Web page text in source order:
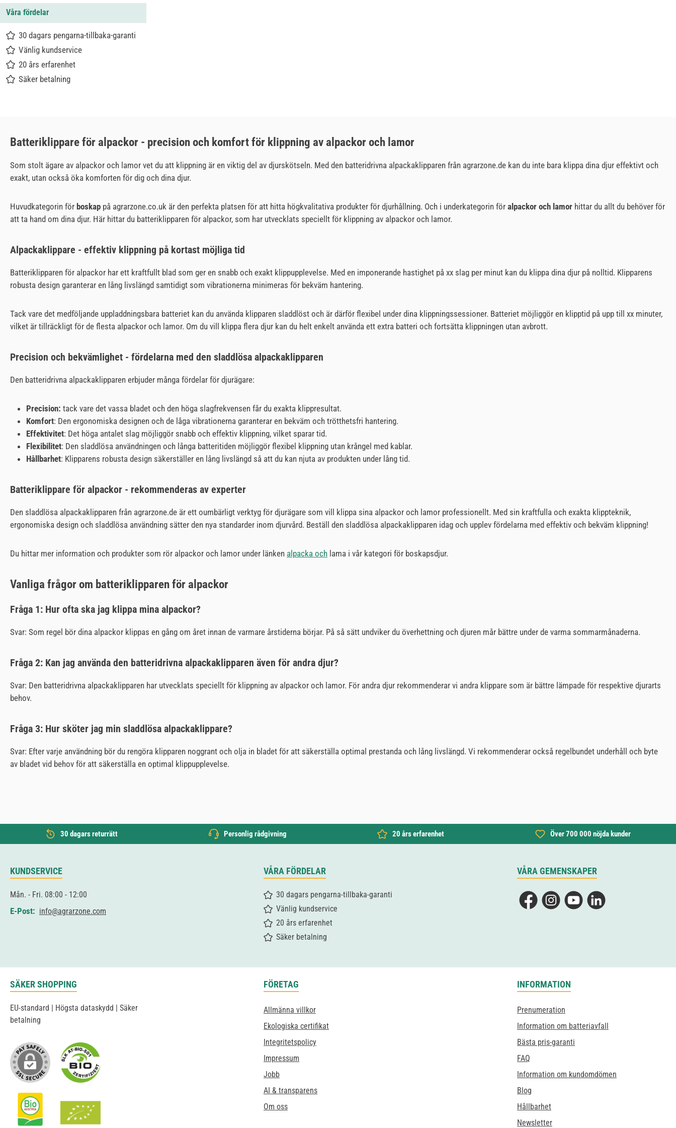
Våra fördelar
30 dagars pengarna-tillbaka-garanti
Vänlig kundservice
20 års erfarenhet
Säker betalning
Batteriklippare för alpackor - precision och komfort för klippning av alpackor och lamor
Som stolt ägare av alpackor och lamor vet du att klippning är en viktig del av djurskötseln. Med den batteridrivna alpackaklipparen från agrarzone.de kan du inte bara klippa dina djur effektivt och
exakt, utan också öka komforten för dig och dina djur.
Huvudkategorin för boskap på agrarzone.co.uk är den perfekta platsen för att hitta högkvalitativa produkter för djurhållning. Och i underkategorin för alpackor och lamor hittar du allt du behöver för
att ta hand om dina djur. Här hittar du batteriklipparen för alpackor, som har utvecklats speciellt för klippning av alpackor och lamor.
Alpackaklippare - effektiv klippning på kortast möjliga tid
Batteriklipparen för alpackor har ett kraftfullt blad som ger en snabb och exakt klippupplevelse. Med en imponerande hastighet på xx slag per minut kan du klippa dina djur på nolltid. Klipparens
robusta design garanterar en lång livslängd samtidigt som vibrationerna minimeras för bekväm hantering.
Tack vare det medföljande uppladdningsbara batteriet kan du använda klipparen sladdlöst och är därför flexibel under dina klippningssessioner. Batteriet möjliggör en klipptid på upp till xx minuter,
vilket är tillräckligt för de flesta alpackor och lamor. Om du vill klippa flera djur kan du helt enkelt använda ett extra batteri och fortsätta klippningen utan avbrott.
Precision och bekvämlighet - fördelarna med den sladdlösa alpackaklipparen
Den batteridrivna alpackaklipparen erbjuder många fördelar för djurägare:
Precision: tack vare det vassa bladet och den höga slagfrekvensen får du exakta klippresultat.
Komfort: Den ergonomiska designen och de låga vibrationerna garanterar en bekväm och trötthetsfri hantering.
Effektivitet: Det höga antalet slag möjliggör snabb och effektiv klippning, vilket sparar tid.
Flexibilitet: Den sladdlösa användningen och långa batteritiden möjliggör flexibel klippning utan krångel med kablar.
Hållbarhet: Klipparens robusta design säkerställer en lång livslängd så att du kan njuta av produkten under lång tid.
Batteriklippare för alpackor - rekommenderas av experter
Den sladdlösa alpackaklipparen från agrarzone.de är ett oumbärligt verktyg för djurägare som vill klippa sina alpackor och lamor professionellt. Med sin kraftfulla och exakta klippteknik,
ergonomiska design och sladdlösa användning sätter den nya standarder inom djurvård. Beställ den sladdlösa alpackaklipparen idag och upplev fördelarna med effektiv och bekväm klippning!
Du hittar mer information och produkter som rör alpackor och lamor under länken alpacka och lama i vår kategori för boskapsdjur.
Vanliga frågor om batteriklipparen för alpackor
Fråga 1: Hur ofta ska jag klippa mina alpackor?
Svar: Som regel bör dina alpackor klippas en gång om året innan de varmare årstiderna börjar. På så sätt undviker du överhettning och djuren mår bättre under de varma sommarmånaderna.
Fråga 2: Kan jag använda den batteridrivna alpackaklipparen även för andra djur?
Svar: Den batteridrivna alpackaklipparen har utvecklats speciellt för klippning av alpackor och lamor. För andra djur rekommenderar vi andra klippare som är bättre lämpade för respektive djurarts
behov.
Fråga 3: Hur sköter jag min sladdlösa alpackaklippare?
Svar: Efter varje användning bör du rengöra klipparen noggrant och olja in bladet för att säkerställa optimal prestanda och lång livslängd. Vi rekommenderar också regelbundet underhåll och byte
av bladet vid behov för att säkerställa en optimal klippupplevelse.
30 dagars returrätt Personlig rådgivning 20 års erfarenhet Över 700 000 nöjda kunder
KUNDSERVICE
Mån. - Fri. 08:00 - 12:00
E-Post: info@agrarzone.com
VÅRA FÖRDELAR
30 dagars pengarna-tillbaka-garanti
Vänlig kundservice
20 års erfarenhet
Säker betalning
VÅRA GEMENSKAPER
FacebookInstagramYouTubeLinkedIn
SÄKER SHOPPING
EU-standard | Högsta dataskydd | Säker
betalning
FÖRETAG
Allmänna villkor
Ekologiska certifikat
Integritetspolicy
Impressum
Jobb
AI & transparens
Om oss
INFORMATION
Prenumeration
Information om batteriavfall
Bästa pris-garanti
FAQ
Information om kundomdömen
Blog
Hållbarhet
Newsletter